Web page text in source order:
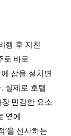
행 후 지친
로 바로
잠을 설치면
실제로 호텔
민감한 요소
옆에
’을 선사하는